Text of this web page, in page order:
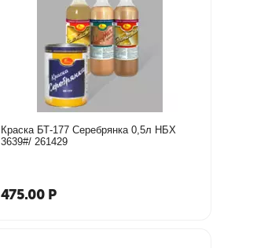
Краска БТ-177 Серебрянка 0,5л НБХ
3639#/ 261429
475.00 Р